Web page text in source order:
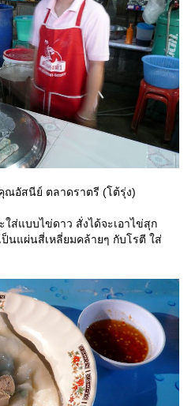
ณอัสนีย์ ตลาดราตรี (โต้รุ่ง)
ส่แบบไข่ดาว สั่งได้จะเอาไข่สุก
นแผ่นสี่เหลี่ยมคล้ายๆ กับโรตี ใส่